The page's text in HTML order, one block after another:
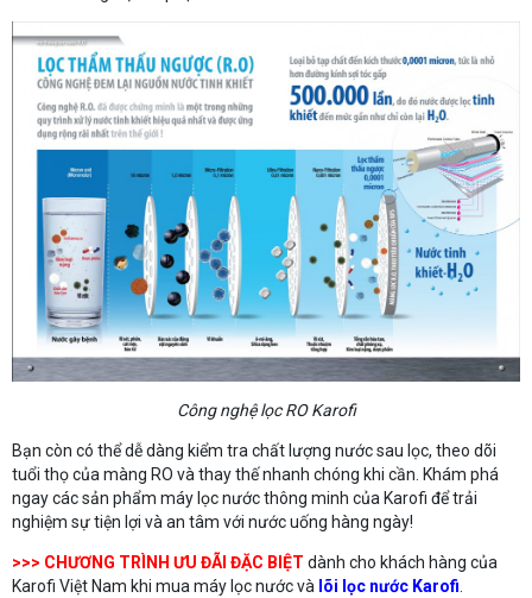
Công nghệ lọc RO Karofi
Bạn còn có thể dễ dàng kiểm tra chất lượng nước sau lọc, theo dõi
tuổi thọ của màng RO và thay thế nhanh chóng khi cần. Khám phá
ngay các sản phẩm máy lọc nước thông minh của Karofi để trải
nghiệm sự tiện lợi và an tâm với nước uống hàng ngày!
>>> CHƯƠNG TRÌNH ƯU ĐÃI ĐẶC BIỆT dành cho khách hàng của
Karofi Việt Nam khi mua máy lọc nước và lõi lọc nước Karofi